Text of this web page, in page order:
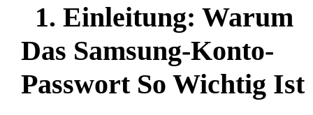
1. Einleitung: Warum
Das Samsung-Konto-
Passwort So Wichtig Ist